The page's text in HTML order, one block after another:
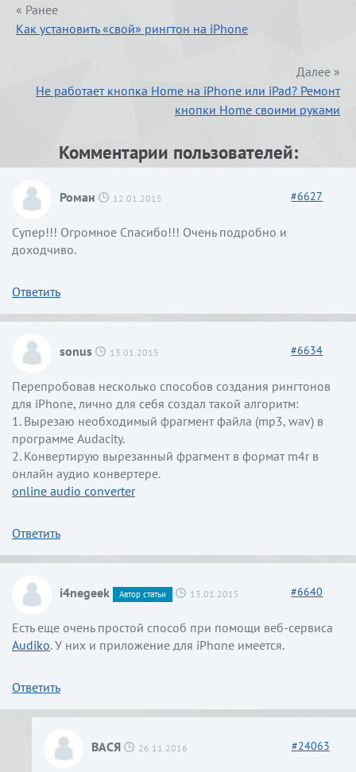
« Ранее
Как установить «свой» рингтон на iPhone
Далее »
Не работает кнопка Home на iPhone или iPad? Ремонт
кнопки Home своими руками
Комментарии пользователей:
Роман 12.01.2015 #6627
Супер!!! Огромное Спасибо!!! Очень подробно и
доходчиво.
Ответить
sonus 13.01.2015 #6634
Перепробовав несколько способов создания рингтонов
для iPhone, лично для себя создал такой алгоритм:
1. Вырезаю необходимый фрагмент файла (mp3, wav) в
программе Audacity.
2. Конвертирую вырезанный фрагмент в формат m4r в
онлайн аудио конвертере.
online audio converter
Ответить
i4negeek Автор статьи 13.01.2015 #6640
Есть еще очень простой способ при помощи веб-сервиса
Audiko. У них и приложение для iPhone имеется.
Ответить
ВАСЯ 26.11.2016 #24063